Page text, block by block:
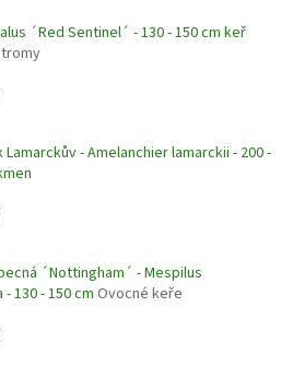
´Red Sentinel´ - 130 - 150 cm keř
Lamarckův - Amelanchier lamarckii - 200 -
´Nottingham´ - Mespilus
130 - 150 cm Ovocné keře